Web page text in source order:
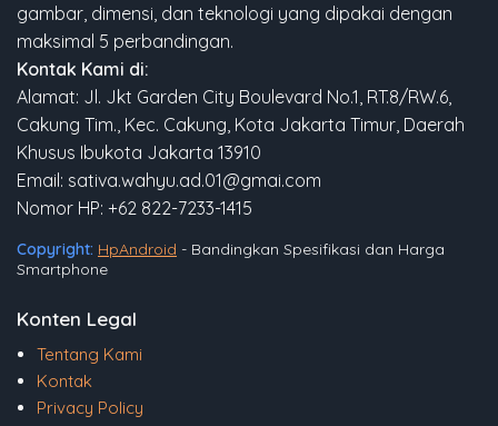
gambar, dimensi, dan teknologi yang dipakai dengan
maksimal 5 perbandingan.
Kontak Kami di:
Alamat: Jl. Jkt Garden City Boulevard No.1, RT.8/RW.6,
Cakung Tim., Kec. Cakung, Kota Jakarta Timur, Daerah
Khusus Ibukota Jakarta 13910
Email: sativa.wahyu.ad.01@gmai.com
Nomor HP: +62 822-7233-1415
Copyright: HpAndroid - Bandingkan Spesifikasi dan Harga
Smartphone
Konten Legal
Tentang Kami
Kontak
Privacy Policy